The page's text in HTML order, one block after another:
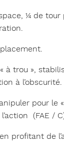
¼ de
à trou »,
à l’obscurité.
pour le
(FAE /
profitant de